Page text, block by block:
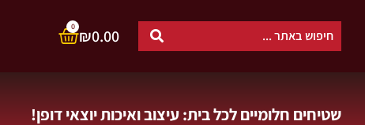
₪0.00
0
שטיחים חלומיים לכל בית: עיצוב ואיכות יוצאי דופן!